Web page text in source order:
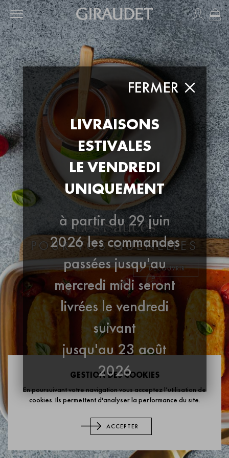
FERMER
LIVRAISONS
ESTIVALES
LE VENDREDI
UNIQUEMENT
à partir du 29 juin
2026 les commandes
passées jusqu'au
mercredi midi seront
livrées le vendredi
suivant
jusqu'au 23 août
2026
GESTION DES COOKIES
En poursuivant votre navigation vous acceptez l’utilisation de
cookies. Ils permettent d'analyser la performance du site.
ACCEPTER
Les Sauces
POUR VOS QUENELLES
DÉCOUVRIR